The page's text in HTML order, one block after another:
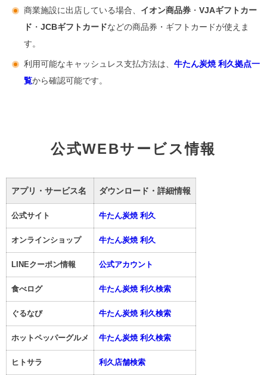
商業施設に出店している場合、 イオン商品券 ・ VJAギフトカー
ド ・ JCBギフトカードなどの商品券・ギフトカードが使えま
す。
利用可能なキャッシュレス支払方法は、 牛たん炭焼 利久拠点一
覧から確認可能です。
公式WEBサービス情報
アプリ・サービス名 ダウンロード・詳細情報
公式サイト 牛たん炭焼 利久
オンラインショップ 牛たん炭焼 利久
LINEクーポン情報 公式アカウント
食べログ 牛たん炭焼 利久検索
ぐるなび 牛たん炭焼 利久検索
ホットペッパーグルメ 牛たん炭焼 利久検索
ヒトサラ 利久店舗検索